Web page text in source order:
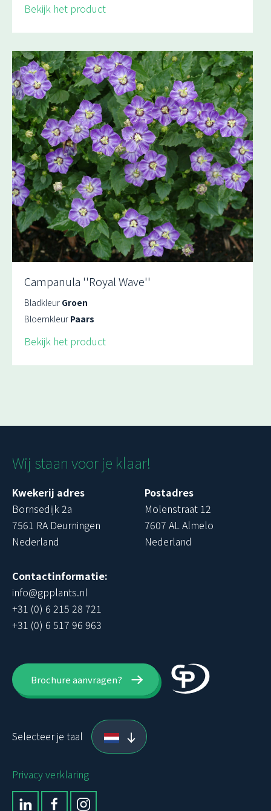
Bekijk het product
Campanula ''Royal Wave''
Bladkleur Groen
Bloemkleur Paars
Bekijk het product
Wij staan voor je klaar!
Kwekerij adres
Bornsedijk 2a
7561 RA Deurningen
Nederland
Postadres
Molenstraat 12
7607 AL Almelo
Nederland
Contactinformatie:
info@gpplants.nl
+31 (0) 6 215 28 721
+31 (0) 6 517 96 963
Brochure aanvragen?
Selecteer je taal
Privacy verklaring